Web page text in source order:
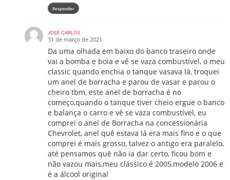
Responder
JOSÉ CARLOS
31 de março de 2021
Da uma olhada em baixo do banco traseiro onde
vai a bomba e boia e vê se vaza combustível, o meu
classic quando enchia o tanque vasava lá, troquei
um anel de borracha e parou de vasar e parou o
cheiro tbm, este anel de borracha é no
começo,quando o tanque tiver cheio ergue o banco
e balança o carro e vê se vaza combustível, eu
comprei o anel de Borracha na concessionária
Chevrolet, anel quê estava lá era mais fino e o que
comprei é mais grosso, talvez o antigo era paralelo,
até pensamos quê não ia dar certo, ficou bom e
não vazou mais,meu clássico é 2005,modelo 2006 e
é a álcool original